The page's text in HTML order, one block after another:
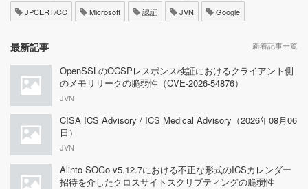
JPCERT/CC Microsoft 認証 JVN Google
最新記事 新着記事一覧
OpenSSLのOCSPレスポンス検証におけるクライアント側
のメモリリークの脆弱性（CVE-2026-54876）
JVN
CISA ICS Advisory / ICS Medical Advisory（2026年08月06
日）
JVN
Alinto SOGo v5.12.7における不正な形式のICSカレンダー
招待を介したクロスサイトスクリプティングの脆弱性